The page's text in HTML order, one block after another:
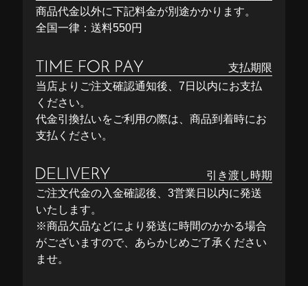
商品代金以外に下記料金が別途かかります。
全国一律：送料550円
支払期限
当店よりご注文確認通知後、7日以内にお支払
ください。
代金引換払いをご利用の際は、商品到着時にお
支払ください。
引き渡し時期
ご注文代金の入金確認後、3営業日以内に発送
いたします。
※商品欠品などにより発送に時間のかかる場合
がございますので、あらかじめご了承ください
ませ。